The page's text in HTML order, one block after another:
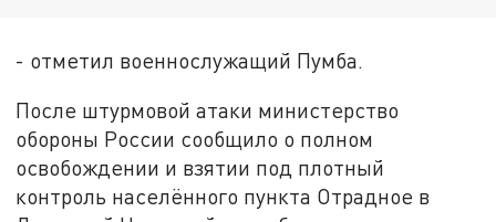
- отметил военнослужащий Пумба.
После штурмовой атаки министерство
обороны России сообщило о полном
освобождении и взятии под плотный
контроль населённого пункта Отрадное в